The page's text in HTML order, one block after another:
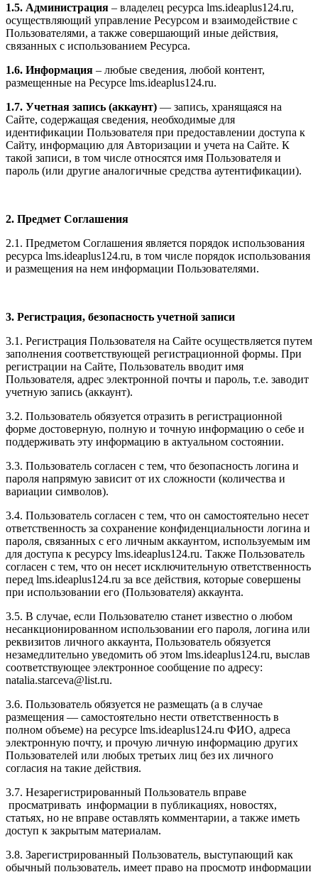
1.5. Администрация – владелец ресурса lms.ideaplus124.ru,
осуществляющий управление Ресурсом и взаимодействие с
Пользователями, а также совершающий иные действия,
связанных с использованием Ресурса.
1.6. Информация – любые сведения, любой контент,
размещенные на Ресурсе lms.ideaplus124.ru.
1.7. Учетная запись (аккаунт) — запись, хранящаяся на
Сайте, содержащая сведения, необходимые для
идентификации Пользователя при предоставлении доступа к
Сайту, информацию для Авторизации и учета на Сайте. К
такой записи, в том числе относятся имя Пользователя и
пароль (или другие аналогичные средства аутентификации).
2. Предмет Соглашения
2.1. Предметом Соглашения является порядок использования
ресурса lms.ideaplus124.ru, в том числе порядок использования
и размещения на нем информации Пользователями.
3. Регистрация, безопасность учетной записи
3.1. Регистрация Пользователя на Сайте осуществляется путем
заполнения соответствующей регистрационной формы. При
регистрации на Сайте, Пользователь вводит имя
Пользователя, адрес электронной почты и пароль, т.е. заводит
учетную запись (аккаунт).
3.2. Пользователь обязуется отразить в регистрационной
форме достоверную, полную и точную информацию о себе и
поддерживать эту информацию в актуальном состоянии.
3.3. Пользователь согласен с тем, что безопасность логина и
пароля напрямую зависит от их сложности (количества и
вариации символов).
3.4. Пользователь согласен с тем, что он самостоятельно несет
ответственность за сохранение конфиденциальности логина и
пароля, связанных с его личным аккаунтом, используемым им
для доступа к ресурсу lms.ideaplus124.ru. Также Пользователь
согласен с тем, что он несет исключительную ответственность
перед lms.ideaplus124.ru за все действия, которые совершены
при использовании его (Пользователя) аккаунта.
3.5. В случае, если Пользователю станет известно о любом
несанкционированном использовании его пароля, логина или
реквизитов личного аккаунта, Пользователь обязуется
незамедлительно уведомить об этом lms.ideaplus124.ru, выслав
соответствующее электронное сообщение по адресу:
natalia.starceva@list.ru.
3.6. Пользователь обязуется не размещать (а в случае
размещения — самостоятельно нести ответственность в
полном объеме) на ресурсе lms.ideaplus124.ru ФИО, адреса
электронную почту, и прочую личную информацию других
Пользователей или любых третьих лиц без их личного
согласия на такие действия.
3.7. Незарегистрированный Пользователь вправе
просматривать информации в публикациях, новостях,
статьях, но не вправе оставлять комментарии, а также иметь
доступ к закрытым материалам.
3.8. Зарегистрированный Пользователь, выступающий как
обычный пользователь, имеет право на просмотр информации